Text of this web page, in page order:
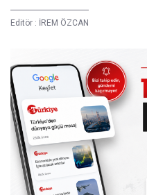
Editör : İREM ÖZCAN